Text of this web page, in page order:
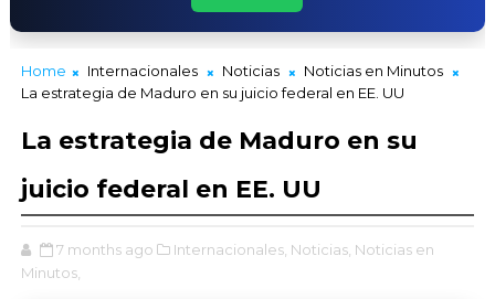
Home Internacionales Noticias
Noticias en Minutos
La estrategia de Maduro en su juicio federal en EE. UU
La estrategia de Maduro en su
juicio federal en EE. UU
7 months ago Internacionales, Noticias, Noticias en
Minutos,